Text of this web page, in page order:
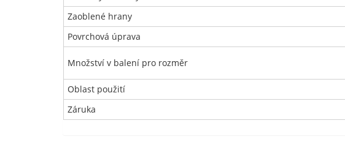
Zaoblené hrany
Povrchová úprava
Množství v balení pro rozměr
Oblast použití
Záruka